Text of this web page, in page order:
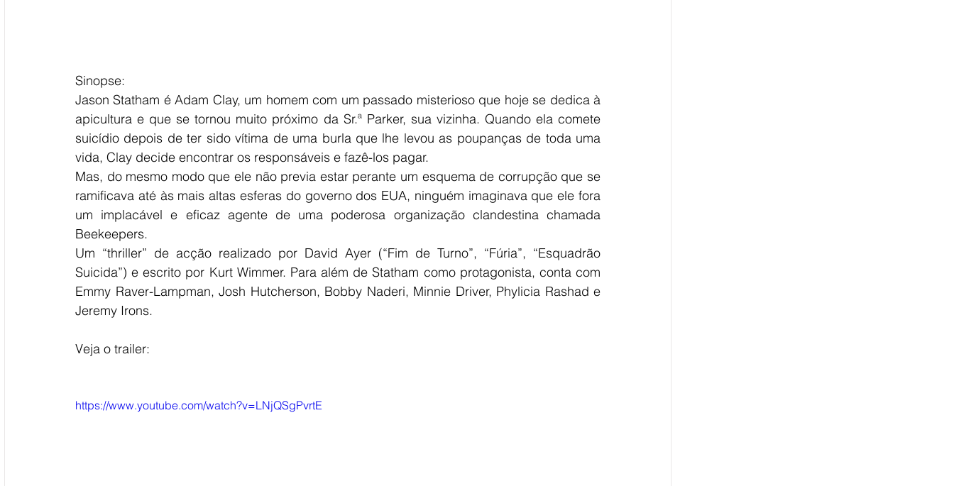
Sinopse:
Jason Statham é Adam Clay, um homem com um passado misterioso que hoje se dedica à
apicultura e que se tornou muito próximo da Sr.ª Parker, sua vizinha. Quando ela comete
suicídio depois de ter sido vítima de uma burla que lhe levou as poupanças de toda uma
vida, Clay decide encontrar os responsáveis e fazê-los pagar.
Mas, do mesmo modo que ele não previa estar perante um esquema de corrupção que se
ramificava até às mais altas esferas do governo dos EUA, ninguém imaginava que ele fora
um implacável e eficaz agente de uma poderosa organização clandestina chamada
Beekeepers.
Um “thriller” de acção realizado por David Ayer (“Fim de Turno”, “Fúria”, “Esquadrão
Suicida”) e escrito por Kurt Wimmer. Para além de Statham como protagonista, conta com
Emmy Raver-Lampman, Josh Hutcherson, Bobby Naderi, Minnie Driver, Phylicia Rashad e
Jeremy Irons.
Veja o trailer:
https://www.youtube.com/watch?v=LNjQSgPvrtE